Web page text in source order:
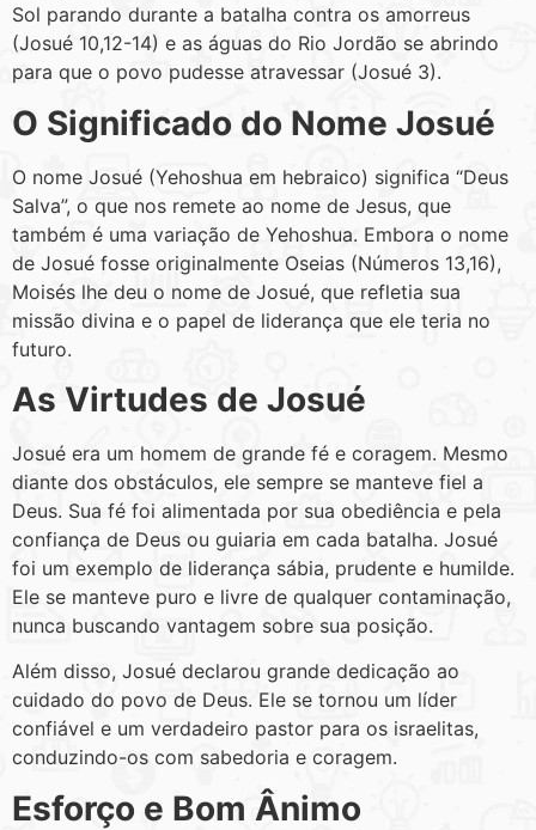
Sol parando durante a batalha contra os amorreus
(Josué 10,12-14) e as águas do Rio Jordão se abrindo
para que o povo pudesse atravessar (Josué 3).
O Significado do Nome Josué
O nome Josué (Yehoshua em hebraico) significa “Deus
Salva”, o que nos remete ao nome de Jesus, que
também é uma variação de Yehoshua. Embora o nome
de Josué fosse originalmente Oseias (Números 13,16),
Moisés lhe deu o nome de Josué, que refletia sua
missão divina e o papel de liderança que ele teria no
futuro.
As Virtudes de Josué
Josué era um homem de grande fé e coragem. Mesmo
diante dos obstáculos, ele sempre se manteve fiel a
Deus. Sua fé foi alimentada por sua obediência e pela
confiança de Deus ou guiaria em cada batalha. Josué
foi um exemplo de liderança sábia, prudente e humilde.
Ele se manteve puro e livre de qualquer contaminação,
nunca buscando vantagem sobre sua posição.
Além disso, Josué declarou grande dedicação ao
cuidado do povo de Deus. Ele se tornou um líder
confiável e um verdadeiro pastor para os israelitas,
conduzindo-os com sabedoria e coragem.
Esforço e Bom Ânimo